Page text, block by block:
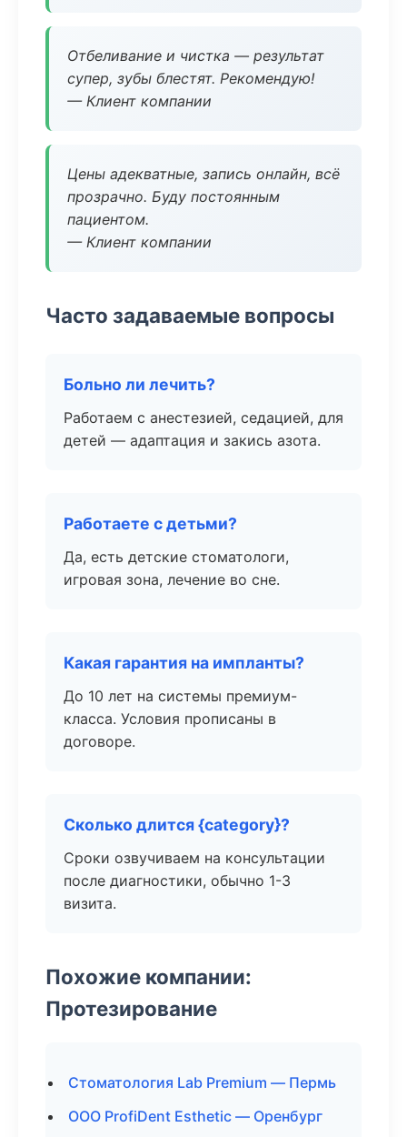
Отбеливание и чистка — результат
супер, зубы блестят. Рекомендую!
— Клиент компании
Цены адекватные, запись онлайн, всё
прозрачно. Буду постоянным
пациентом.
— Клиент компании
Часто задаваемые вопросы
Больно ли лечить?
Работаем с анестезией, седацией, для
детей — адаптация и закись азота.
Работаете с детьми?
Да, есть детские стоматологи,
игровая зона, лечение во сне.
Какая гарантия на импланты?
До 10 лет на системы премиум-
класса. Условия прописаны в
договоре.
Сколько длится {category}?
Сроки озвучиваем на консультации
после диагностики, обычно 1-3
визита.
Похожие компании:
Протезирование
Стоматология Lab Premium — Пермь
ООО ProfiDent Esthetic — Оренбург